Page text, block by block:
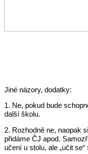
Jiné názory, dodatky:
1. Ne, pokud bude
další školu.
2. Rozhodně ne, naopak
přidáme ČJ apod.
učení u stolu, ale „učit